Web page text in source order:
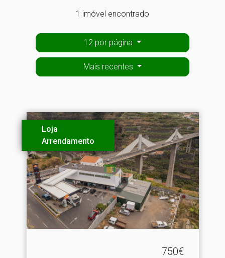
1 imóvel encontrado
12 por página
Mais recentes
Loja
Arrendamento
750€